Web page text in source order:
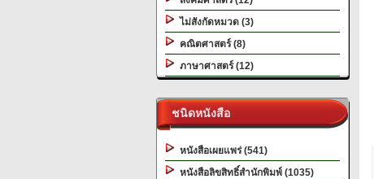
ไม่สังกัดหมวด (3)
คณิตศาสตร์ (8)
ภาษาศาสตร์ (12)
ชนิดหนังสือ
หนังสือเผยแพร่ (541)
หนังสือลิขสิทธิ์สำนักพิมพ์ (1035)